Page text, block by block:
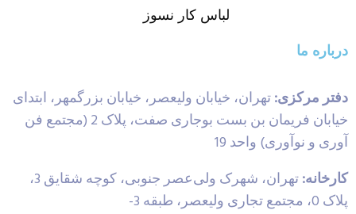
لباس کار نسوز
درباره ما
دفتر مرکزی:تهران، خیابان ولیعصر، خیابان بزرگمهر، ابتدای
خیابان فریمان بن بست بوجاری صفت، پلاک 2 (مجتمع فن
آوری و نوآوری) واحد 19
کارخانه:
تهران، شهرک ولی‌عصر جنوبی، کوچه شقایق 3،
پلاک 0، مجتمع تجاری ولیعصر، طبقه 3-